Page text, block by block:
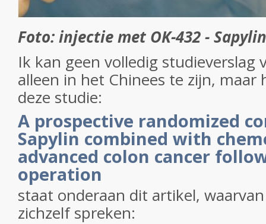
Foto: injectie met OK-432 - Sapylin
Ik kan geen volledig studieverslag
alleen in het Chinees te zijn, maar
deze studie:
A prospective randomized
Sapylin combined with
advanced colon cancer
operation
staat onderaan dit artikel,
zichzelf spreken: